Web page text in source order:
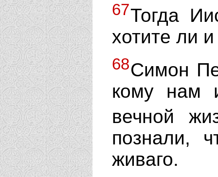
67Тогда
хотите ли
68Симон
кому нам
вечной
познали,
живаго.